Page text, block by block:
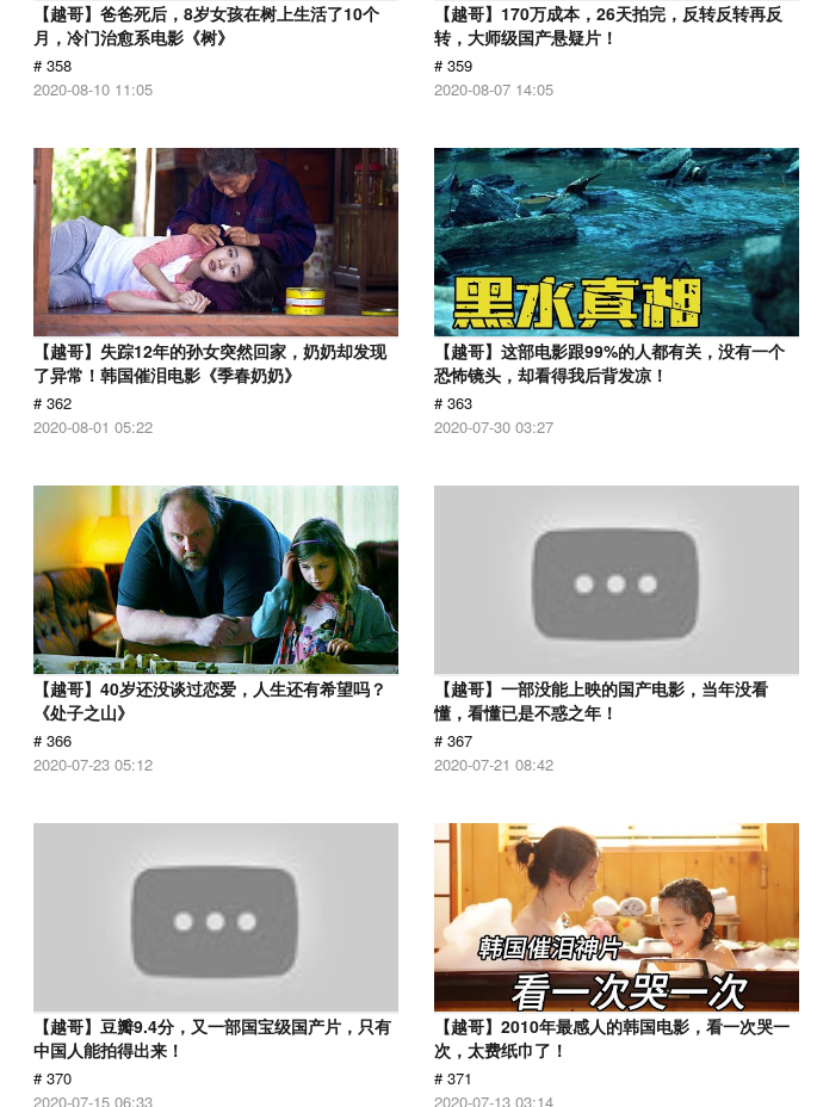
【越哥】爸爸死后，8岁女孩在树上生活了10个
月，冷门治愈系电影《树》
# 358
2020-08-10 11:05
【越哥】170万成本，26天拍完，反转反转再反
转，大师级国产悬疑片！
# 359
2020-08-07 14:05
【越哥】失踪12年的孙女突然回家，奶奶却发现
了异常！韩国催泪电影《季春奶奶》
# 362
2020-08-01 05:22
【越哥】这部电影跟99%的人都有关，没有一个
恐怖镜头，却看得我后背发凉！
# 363
2020-07-30 03:27
【越哥】40岁还没谈过恋爱，人生还有希望吗？
《处子之山》
# 366
2020-07-23 05:12
【越哥】一部没能上映的国产电影，当年没看
懂，看懂已是不惑之年！
# 367
2020-07-21 08:42
【越哥】豆瓣9.4分，又一部国宝级国产片，只有
中国人能拍得出来！
# 370
2020-07-15 06:33
【越哥】2010年最感人的韩国电影，看一次哭一
次，太费纸巾了！
# 371
2020-07-13 03:14